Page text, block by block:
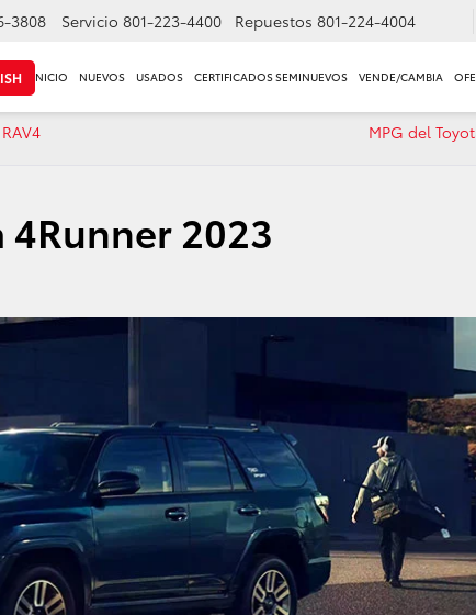
3808 Servicio 801-223-4400 Repuestos 801-224-4004
INICIO NUEVOS USADOS CERTIFICADOS SEMINUEVOS VENDE/CAMBIA
MPG del
4Runner 2023